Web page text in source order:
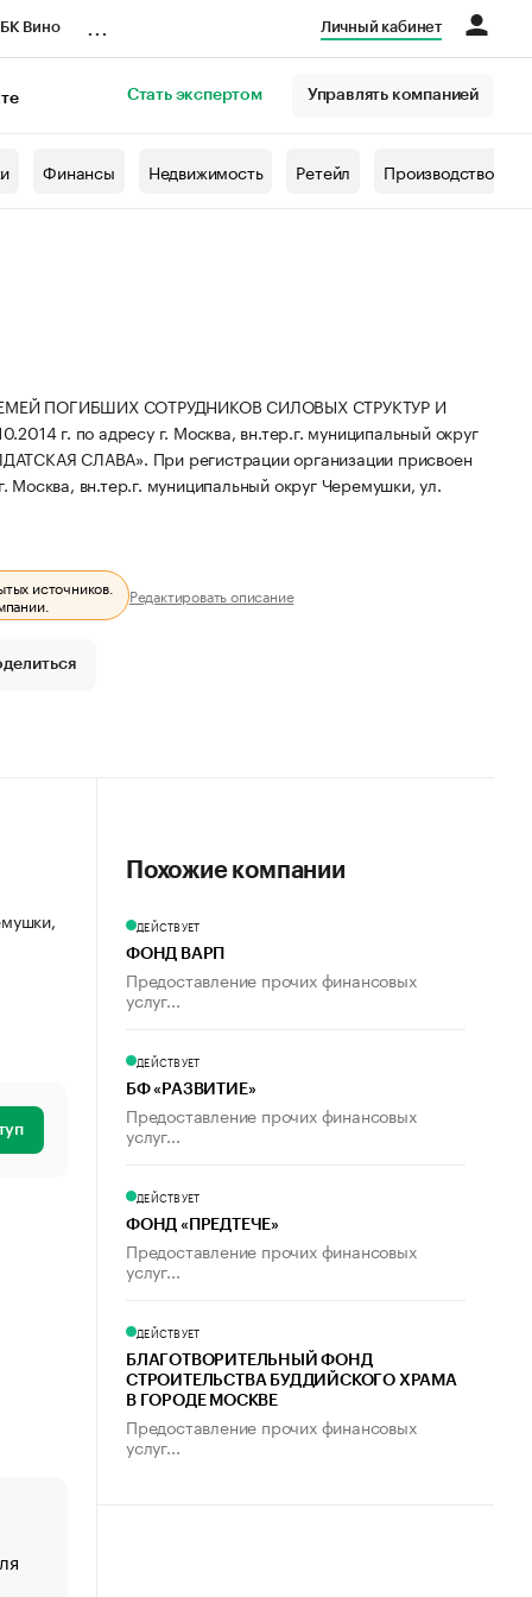
Вино Личный кабинет
Стать экспертом Управлять компанией
Финансы Недвижимость Ретейл Производство
ПОГИБШИХ СОТРУДНИКОВ СИЛОВЫХ СТРУКТУР И
г. по адресу г. Москва, вн.тер.г. муниципальный округ
СЛАВА». При регистрации организации присвоен
Москва, вн.тер.г. муниципальный округ Черемушки, ул.
источников. Редактировать описание
Похожие компании
ДЕЙСТВУЕТ
ФОНД ВАРП
Предоставление прочих финансовых
услуг...
ДЕЙСТВУЕТ
БФ «РАЗВИТИЕ»
Предоставление прочих финансовых
услуг...
ДЕЙСТВУЕТ
ФОНД «ПРЕДТЕЧЕ»
Предоставление прочих финансовых
услуг...
ДЕЙСТВУЕТ
БЛАГОТВОРИТЕЛЬНЫЙ ФОНД
СТРОИТЕЛЬСТВА БУДДИЙСКОГО ХРАМА
В ГОРОДЕ МОСКВЕ
Предоставление прочих финансовых
услуг...